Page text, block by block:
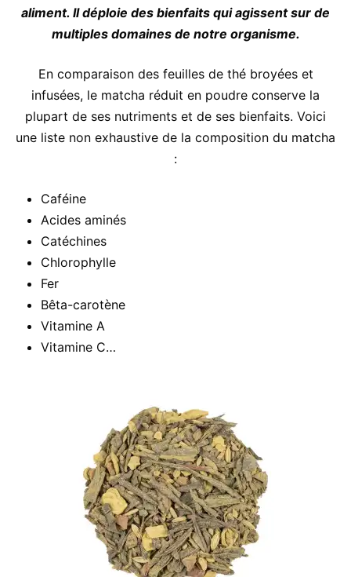
aliment. Il déploie des bienfaits qui agissent sur de
multiples domaines de notre organisme.
En comparaison des feuilles de thé broyées et
infusées, le matcha réduit en poudre conserve la
plupart de ses nutriments et de ses bienfaits. Voici
une liste non exhaustive de la composition du matcha
:
Caféine
Acides aminés
Catéchines
Chlorophylle
Fer
Bêta-carotène
Vitamine A
Vitamine C…